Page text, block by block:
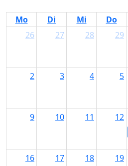
Mo
Di Mi Do
26
27 28 29
2 3 4 5
9 10 11 12
16 17 18 19